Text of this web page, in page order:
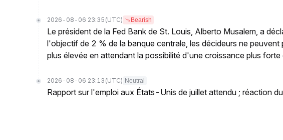
2026-08-06 23:35 (UTC) Bearish
Le président de la Fed Bank de St. Louis, Alberto Musalem, a
l'objectif de 2 % de la banque centrale, les décideurs ne
plus élevée en attendant la possibilité d'une croissance plus
2026-08-06 23:13 (UTC) Neutral
Rapport sur l'emploi aux États-Unis de juillet attendu ; réaction